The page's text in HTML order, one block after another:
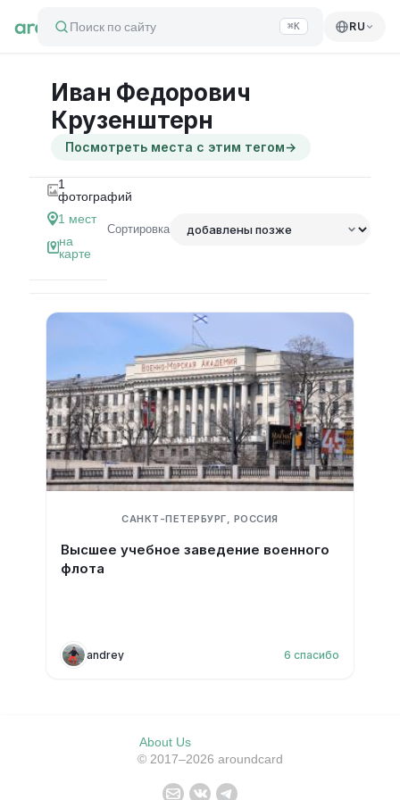
Поиск по сайту ⌘K RU
Иван Федорович
Крузенштерн
Посмотреть места с этим тегом→
1
фотографий
1 мест
на
карте
Сортировка
САНКТ-ПЕТЕРБУРГ, РОССИЯ
Высшее учебное заведение военного
флота
andrey 6 спасибо
About Us
© 2017–2026 aroundcard